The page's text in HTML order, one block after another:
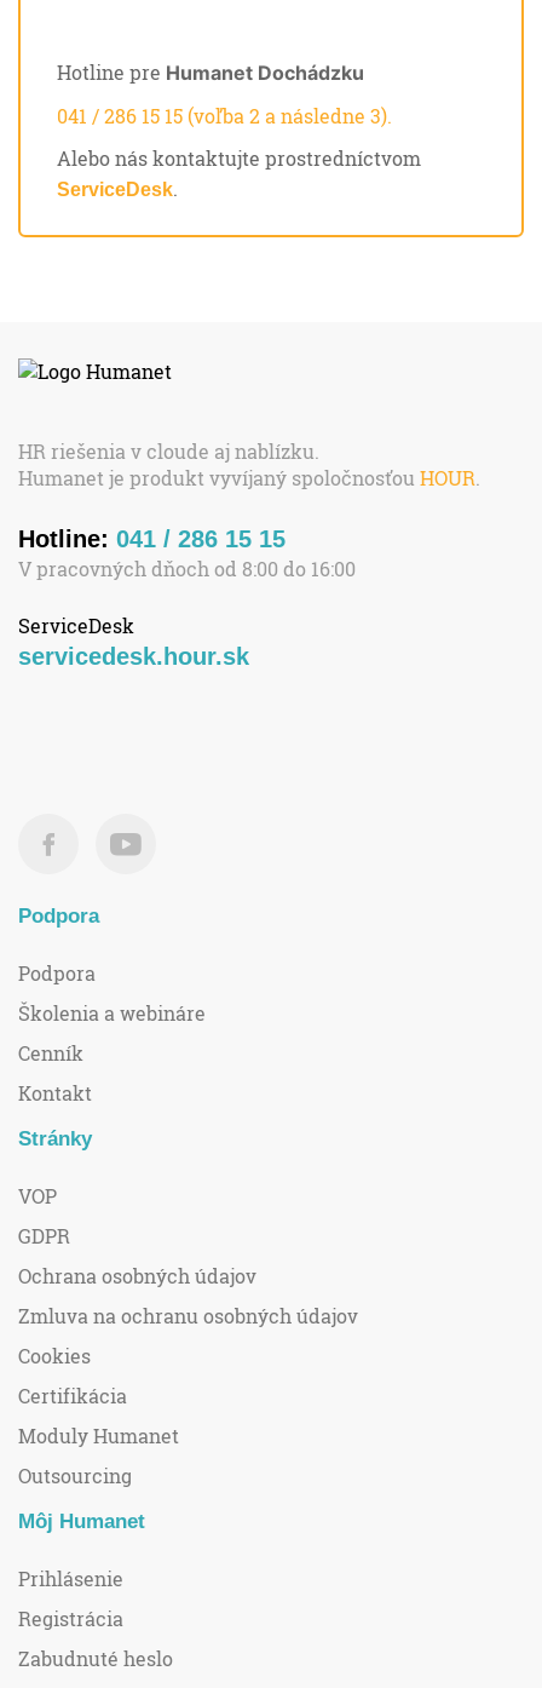
Hotline pre Humanet Dochádzku
041 / 286 15 15 (voľba 2 a následne 3).
Alebo nás kontaktujte prostredníctvom
ServiceDesk.
HR riešenia v cloude aj nablízku.
Humanet je produkt vyvíjaný spoločnosťou HOUR
Hotline: 041 / 286 15 15
V pracovných dňoch od 8:00 do 16:00
ServiceDesk
servicedesk.hour.sk
Podpora
Podpora
Školenia a webináre
Cenník
Kontakt
Stránky
VOP
GDPR
Ochrana osobných údajov
Zmluva na ochranu osobných údajov
Cookies
Certifikácia
Moduly Humanet
Outsourcing
Môj Humanet
Prihlásenie
Registrácia
Zabudnuté heslo